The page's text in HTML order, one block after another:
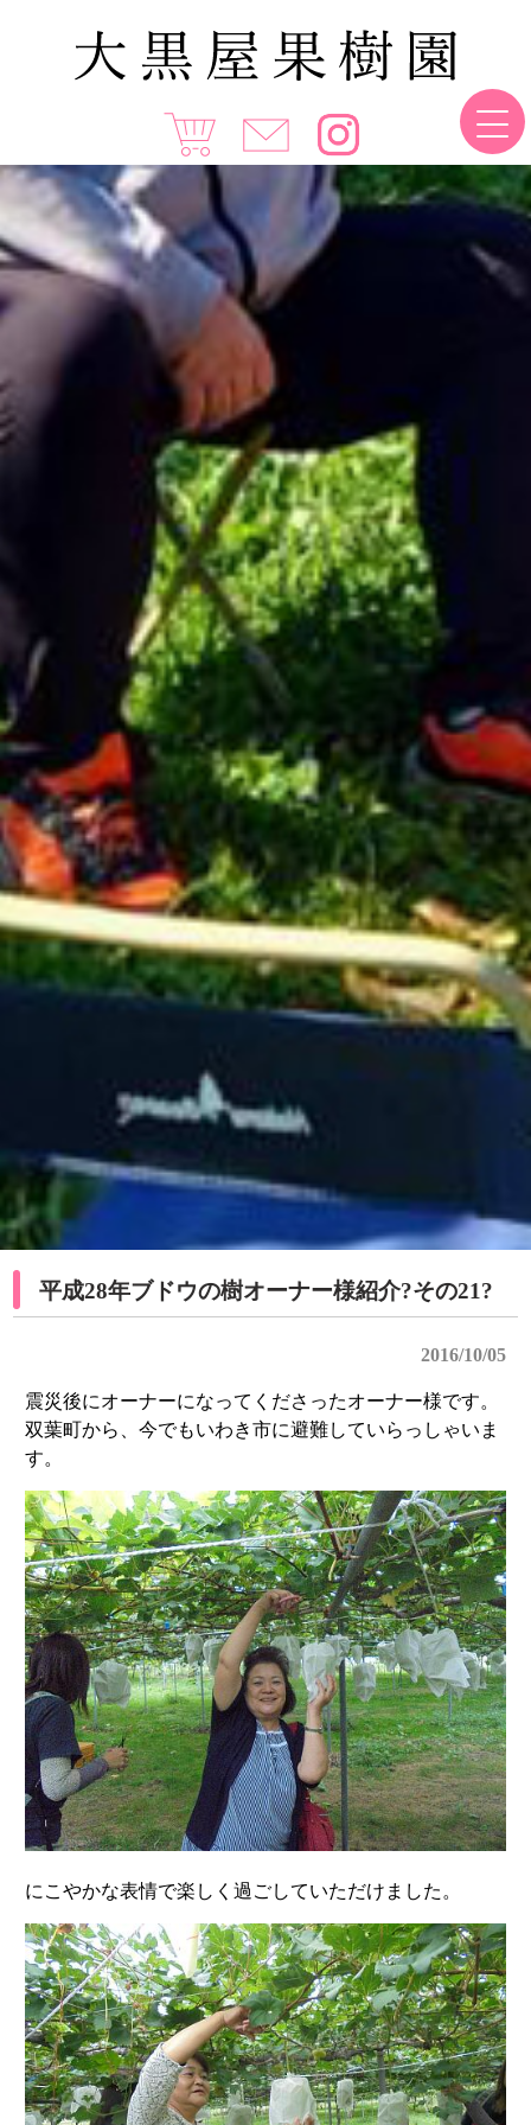
平成28年ブドウの樹オーナー様紹介?その21?
2016/10/05
震災後にオーナーになってくださったオーナー様です。
双葉町から、今でもいわき市に避難していらっしゃいま
す。
にこやかな表情で楽しく過ごしていただけました。